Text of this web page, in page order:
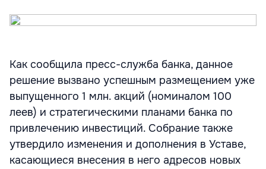
Как сообщила пресс-служба банка, данное
решение вызвано успешным размещением уже
выпущенного 1 млн. акций (номиналом 100
леев) и стратегическими планами банка по
привлечению инвестиций. Собрание также
утвердило изменения и дополнения в Уставе,
касающиеся внесения в него адресов новых